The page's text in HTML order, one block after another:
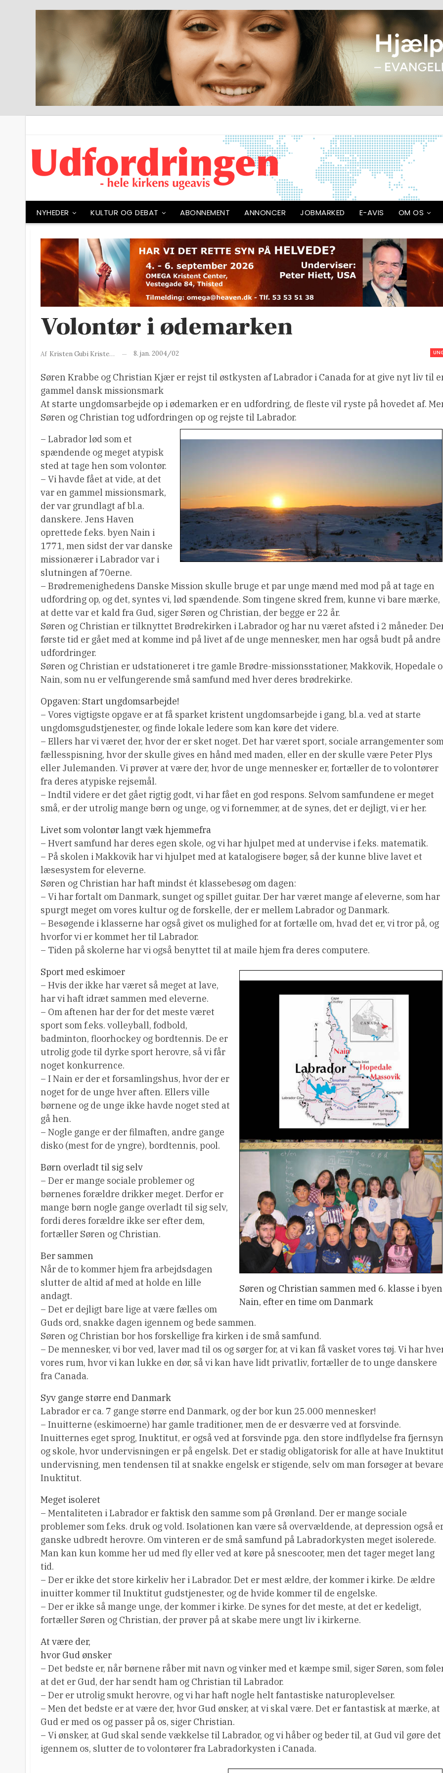
NYHEDER KULTUR OG DEBAT ABONNEMENT ANNONCER JOBMARKED E-AVIS OM OS
Volontør i ødemarken
Af Kristen Gubi Kristensen 8. jan. 2004/02
Søren Krabbe og Christian Kjær er rejst til østkysten af Labrador i Canada for at give nyt liv til
gammel dansk missionsmark
At starte ungdomsarbejde op i ødemarken er en udfordring, de fleste vil ryste på hovedet af.
Søren og Christian tog udfordringen op og rejste til Labrador.
– Labrador lød som et
spændende og meget atypisk
sted at tage hen som volontør.
– Vi havde fået at vide, at det
var en gammel missionsmark,
der var grundlagt af bl.a.
danskere. Jens Haven
oprettede f.eks. byen Nain i
1771, men sidst der var danske
missionærer i Labrador var i
slutningen af 70erne.
– Brødremenighedens Danske Mission skulle bruge et par unge mænd med mod på at tage en
udfordring op, og det, syntes vi, lød spændende. Som tingene skred frem, kunne vi bare mærke,
at dette var et kald fra Gud, siger Søren og Christian, der begge er 22 år.
Søren og Christian er tilknyttet Brødrekirken i Labrador og har nu været afsted i 2 måneder.
første tid er gået med at komme ind på livet af de unge mennesker, men har også budt på andre
udfordringer.
Søren og Christian er udstationeret i tre gamle Brødre-missionsstationer, Makkovik, Hopedale
Nain, som nu er velfungerende små samfund med hver deres brødrekirke.
Opgaven: Start ungdomsarbejde!
– Vores vigtigste opgave er at få sparket kristent ungdomsarbejde i gang, bl.a. ved at starte
ungdomsgudstjenester, og finde lokale ledere som kan køre det videre.
– Ellers har vi været der, hvor der er sket noget. Det har været sport, sociale arrangementer
fællesspisning, hvor der skulle gives en hånd med maden, eller en der skulle være Peter Plys
eller Julemanden. Vi prøver at være der, hvor de unge mennesker er, fortæller de to volontører
fra deres atypiske rejsemål.
– Indtil videre er det gået rigtig godt, vi har fået en god respons. Selvom samfundene er meget
små, er der utrolig mange børn og unge, og vi fornemmer, at de synes, det er dejligt, vi er her.
Livet som volontør langt væk hjemmefra
– Hvert samfund har deres egen skole, og vi har hjulpet med at undervise i f.eks. matematik.
– På skolen i Makkovik har vi hjulpet med at katalogisere bøger, så der kunne blive lavet et
læsesystem for eleverne.
Søren og Christian har haft mindst ét klassebesøg om dagen:
– Vi har fortalt om Danmark, sunget og spillet guitar. Der har været mange af eleverne, som har
spurgt meget om vores kultur og de forskelle, der er mellem Labrador og Danmark.
– Besøgende i klasserne har også givet os mulighed for at fortælle om, hvad det er, vi tror på, og
hvorfor vi er kommet her til Labrador.
– Tiden på skolerne har vi også benyttet til at maile hjem fra deres computere.
Søren og Christian sammen med 6. klasse i byen
Nain, efter en time om Danmark
Sport med eskimoer
– Hvis der ikke har været så meget at lave,
har vi haft idræt sammen med eleverne.
– Om aftenen har der for det meste været
sport som f.eks. volleyball, fodbold,
badminton, floorhockey og bordtennis. De er
utrolig gode til dyrke sport herovre, så vi får
noget konkurrence.
– I Nain er der et forsamlingshus, hvor der er
noget for de unge hver aften. Ellers ville
børnene og de unge ikke havde noget sted at
gå hen.
– Nogle gange er der filmaften, andre gange
disko (mest for de yngre), bordtennis, pool.
Børn overladt til sig selv
– Der er mange sociale problemer og
børnenes forældre drikker meget. Derfor er
mange børn nogle gange overladt til sig selv,
fordi deres forældre ikke ser efter dem,
fortæller Søren og Christian.
Ber sammen
Når de to kommer hjem fra arbejdsdagen
slutter de altid af med at holde en lille
andagt.
– Det er dejligt bare lige at være fælles om
Guds ord, snakke dagen igennem og bede sammen.
Søren og Christian bor hos forskellige fra kirken i de små samfund.
– De mennesker, vi bor ved, laver mad til os og sørger for, at vi kan få vasket vores tøj. Vi har
vores rum, hvor vi kan lukke en dør, så vi kan have lidt privatliv, fortæller de to unge danskere
fra Canada.
Syv gange større end Danmark
Labrador er ca. 7 gange større end Danmark, og der bor kun 25.000 mennesker!
– Inuitterne (eskimoerne) har gamle traditioner, men de er desværre ved at forsvinde.
Inuitternes eget sprog, Inuktitut, er også ved at forsvinde pga. den store indflydelse fra fjernsyn
og skole, hvor undervisningen er på engelsk. Det er stadig obligatorisk for alle at have
undervisning, men tendensen til at snakke engelsk er stigende, selv om man forsøger at
Inuktitut.
Meget isoleret
– Mentaliteten i Labrador er faktisk den samme som på Grønland. Der er mange sociale
problemer som f.eks. druk og vold. Isolationen kan være så overvældende, at depression også
ganske udbredt herovre. Om vinteren er de små samfund på Labradorkysten meget isolerede.
Man kan kun komme her ud med fly eller ved at køre på snescooter, men det tager meget lang
tid.
– Der er ikke det store kirkeliv her i Labrador. Det er mest ældre, der kommer i kirke. De ældre
inuitter kommer til Inuktitut gudstjenester, og de hvide kommer til de engelske.
– Der er ikke så mange unge, der kommer i kirke. De synes for det meste, at det er kedeligt,
fortæller Søren og Christian, der prøver på at skabe mere ungt liv i kirkerne.
At være der,
hvor Gud ønsker
– Det bedste er, når børnene råber mit navn og vinker med et kæmpe smil, siger Søren, som
at det er Gud, der har sendt ham og Christian til Labrador.
– Der er utrolig smukt herovre, og vi har haft nogle helt fantastiske naturoplevelser.
– Men det bedste er at være der, hvor Gud ønsker, at vi skal være. Det er fantastisk at mærke, at
Gud er med os og passer på os, siger Christian.
– Vi ønsker, at Gud skal sende vækkelse til Labrador, og vi håber og beder til, at Gud vil gøre det
igennem os, slutter de to volontører fra Labradorkysten i Canada.